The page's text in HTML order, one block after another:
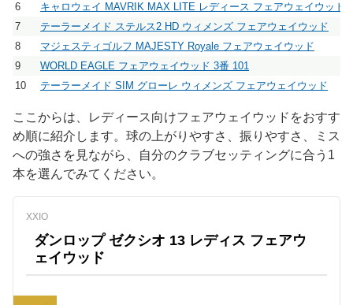
6
キャロウェイ MAVRIK MAX LITE レディース フェアウェイウッド
7
テーラーメイド ステルス2 HD ウィメンズ フェアウェイウッド
8
マジェスティゴルフ MAJESTY Royale フェアウェイウッド
9
WORLD EAGLE フェアウェイウッド 3番 101
10
テーラーメイド SIM グローレ ウィメンズ フェアウェイウッド
ここからは、レディース向けフェアウェイウッドをおすす
め順に紹介します。球の上がりやすさ、振りやすさ、ミス
への強さを見ながら、自分のクラブセッティングに合う1
本を選んでみてください。
XXIO
ダンロップ ゼクシオ 13 レディス フェアウ
ェイウッド